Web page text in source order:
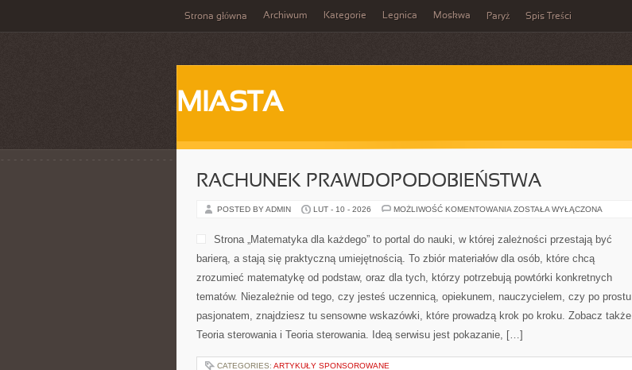
Strona główna Archiwum Kategorie Legnica Moskwa Paryż Spis Treści
MIASTA
RACHUNEK PRAWDOPODOBIEŃSTWA
POSTED BY ADMIN LUT - 10 - 2026 MOŻLIWOŚĆ KOMENTOWANIA RACHUNEK
ZOSTAŁA WYŁĄCZONA
Strona „Matematyka dla każdego” to portal do nauki, w której zależności przestają być
barierą, a stają się praktyczną umiejętnością. To zbiór materiałów dla osób, które chcą
zrozumieć matematykę od podstaw, oraz dla tych, którzy potrzebują powtórki konkretnych
tematów. Niezależnie od tego, czy jesteś uczennicą, opiekunem, nauczycielem, czy po prostu
pasjonatem, znajdziesz tu sensowne wskazówki, które prowadzą krok po kroku. Zobacz także
Teoria sterowania i Teoria sterowania. Ideą serwisu jest pokazanie, […]
CATEGORIES: ARTYKUŁY SPONSOROWANE